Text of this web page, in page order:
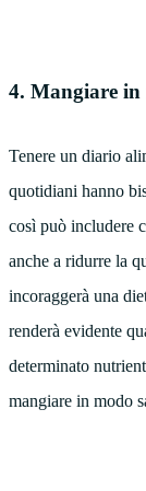
4. Mangiare in
Tenere un diario
quotidiani hanno
così può includere
anche a ridurre la
incoraggerà una
renderà evidente
determinato
mangiare in modo